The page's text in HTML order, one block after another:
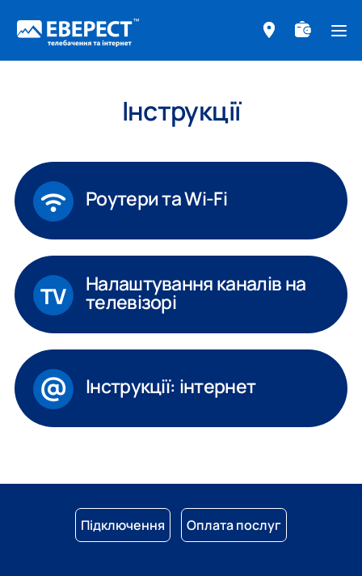
Інструкції
Роутери таWi-Fi
Налаштування каналів на
телевізорі
Інструкції: інтернет
Підключення Оплата послуг